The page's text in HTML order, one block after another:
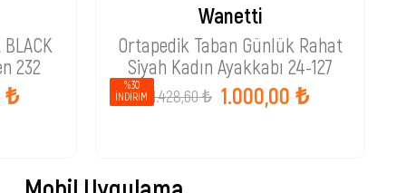
232
₺
Wanetti
Ortapedik Taban Günlük Rahat
Siyah Kadın Ayakkabı 24-127
1.000,00 ₺
1.428,60 ₺
%30
İNDIRIM